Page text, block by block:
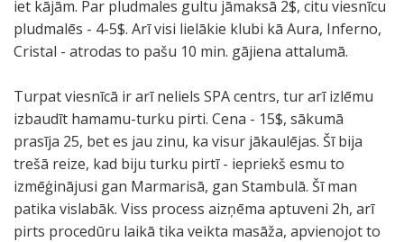
iet kājām. Par pludmales gultu jāmaksā 2$, citu viesnīcu
pludmalēs - 4-5$. Arī visi lielākie klubi kā Aura, Inferno,
Cristal - atrodas to pašu 10 min. gājiena attalumā.
Turpat viesnīcā ir arī neliels SPA centrs, tur arī izlēmu
izbaudīt hamamu-turku pirti. Cena - 15$, sākumā
prasīja 25, bet es jau zinu, ka visur jākaulējas. Šī bija
trešā reize, kad biju turku pirtī - iepriekš esmu to
izmēģinājusi gan Marmarisā, gan Stambulā. Šī man
patika vislabāk. Viss process aizņēma aptuveni 2h, arī
pirts procedūru laikā tika veikta masāža, apvienojot to